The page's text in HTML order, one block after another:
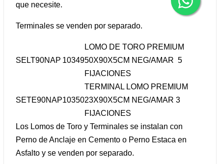
que necesite.
Terminales se venden por separado.
SELT90NAP 10349
LOMO DE TORO PREMIUM
50X90X5CM NEG/AMAR 5
FIJACIONES
SETE90NAP10350
TERMINAL LOMO PREMIUM
23X90X5CM NEG/AMAR 3
FIJACIONES
Los Lomos de Toro y Terminales se instalan con
Perno de Anclaje en Cemento o Perno Estaca en
Asfalto y se venden por separado.